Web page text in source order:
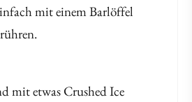
mit einem Barlöffel
mit etwas Crushed Ice